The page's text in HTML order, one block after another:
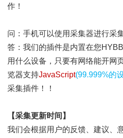
作！
问：手机可以使用采集器进行采
答：我们的插件是内置在您
用什么设备，只要有网络能开网
览器支持JavaScript(99.999%的
采集插件！！
【采集更新时间】
我们会根据用户的反馈、建议、